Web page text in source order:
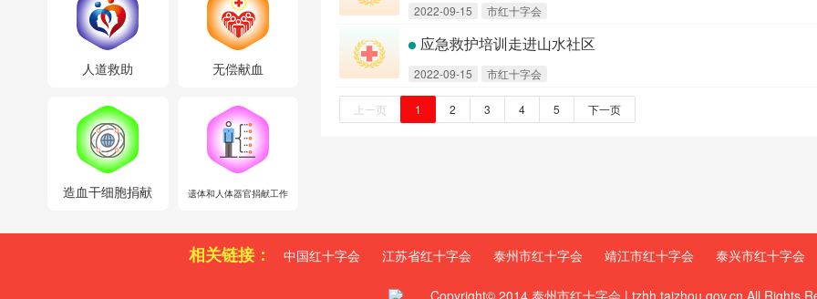
人道救助 无偿献血
造血干细胞捐献 遗体和人体器官捐献工作
2022-09-15 市红十字会
应急救护培训走进山水社区
2022-09-15 市红十字会
上一页 1 2 3 4 5 下一页
相关链接： 中国红十字会 江苏省红十字会 泰州市红十字会 靖江市红十字会 泰兴市红十字会